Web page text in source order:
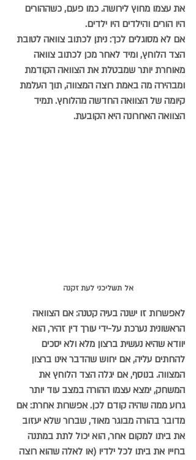
את עצמו מחוץ לירושה. כמו פעם, כשההורים
היו הורים והילדים היו ילדים.
אם לא מסוגלים לכך: ניתן לכתוב צוואה לטובת
הצד הלוחץ, ומיד לאחר מכן לכתוב צוואה
מאוחרת יותר שמבטלת את הצוואה הקודמת
ומבהירה מה באמת רוצה המצווה, תוך העלמת
קיומה של הצוואה החדשה מהלוחץ. תמיד
הצוואה האחרונה היא הקובעת.
אל תשליכני לעת זקנה
לאפשרות זו ישנה בעיה קטנה: אם הצוואה
הראשונית נערכת על-ידי עורך דין זהיר, הוא
יוודא שהיא נעשית ברצון מלא ולא יסכים
להחתים עליה, אם יחוש שהדבר אינו ברצון
המצווה. בנוסף, אם יגלה הצד הלוחץ את
המשחק, ימצא עצמו ההורה במצב עוד יותר
גרוע ממה שהיה קודם לכן. אפשרות אחרת: אם
מדובר בהורה מבוגר מאוד, שברור שלא יעזוב
את ביתו למקום אחר, הוא יכול לתת במתנה
בחייו את ביתו לכל ילדיו (או לאלה שהוא רוצה